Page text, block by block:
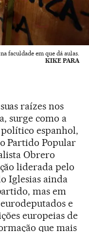
faculdade em que dá aulas.
KIKE PARA
raízes nos
surge como a
espanhol,
Partido Popular
Obrero
liderada pelo
Iglesias ainda
mas em
e
europeias de
que mais